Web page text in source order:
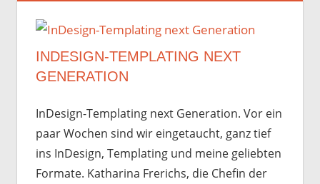
INDESIGN-TEMPLATING NEXT
GENERATION
InDesign-Templating next Generation. Vor ein
paar Wochen sind wir eingetaucht, ganz tief
ins InDesign, Templating und meine geliebten
Formate. Katharina Frerichs, die Chefin der